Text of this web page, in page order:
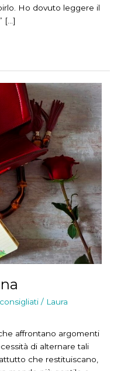
Ho dovuto leggere il
[…]
/ Laura
affrontano argomenti
di alternare tali
che restituiscano,